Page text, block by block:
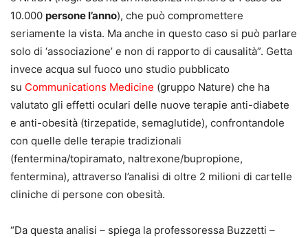
10.000 persone l’anno), che può compromettere
seriamente la vista. Ma anche in questo caso si può parlare
solo di ‘associazione’ e non di rapporto di causalità”. Getta
invece acqua sul fuoco uno studio pubblicato
su Communications Medicine (gruppo Nature) che ha
valutato gli effetti oculari delle nuove terapie anti-diabete
e anti-obesità (tirzepatide, semaglutide), confrontandole
con quelle delle terapie tradizionali
(fentermina/topiramato, naltrexone/bupropione,
fentermina), attraverso l’analisi di oltre 2 milioni di cartelle
cliniche di persone con obesità.
“Da questa analisi – spiega la professoressa Buzzetti –